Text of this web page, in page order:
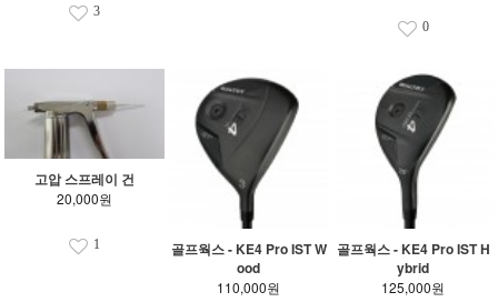
3
0
고압 스프레이 건
20,000원
1
골프웍스 - KE4 Pro IST W
ood
110,000원
골프웍스 - KE4 Pro IST H
ybrid
125,000원